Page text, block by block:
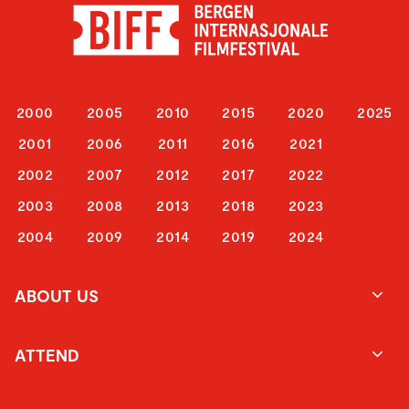
2000
2001
2002
2003
2004
2005
2006
2007
2008
2009
2010
2011
2012
2013
2014
2015
2016
2017
2018
2019
2020
2021
2022
2023
2024
2025
ABOUT US
ATTEND